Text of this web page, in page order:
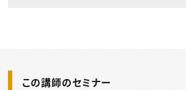
この講師のセミナー